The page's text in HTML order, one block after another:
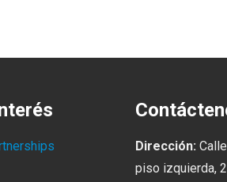
Dirección:
piso izquierda,